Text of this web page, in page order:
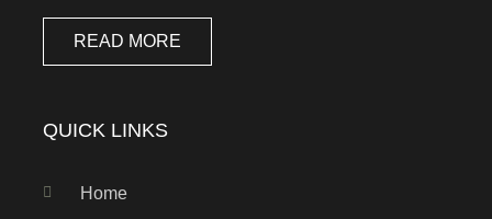
READ MORE
QUICK LINKS
Home